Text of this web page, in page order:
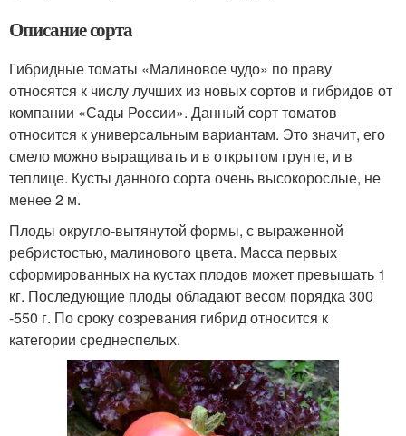
Описание сорта
Гибридные томаты «Малиновое чудо» по праву
относятся к числу лучших из новых сортов и гибридов от
компании «Сады России». Данный сорт томатов
относится к универсальным вариантам. Это значит, его
смело можно выращивать и в открытом грунте, и в
теплице. Кусты данного сорта очень высокорослые, не
менее 2 м.
Плоды округло-вытянутой формы, с выраженной
ребристостью, малинового цвета. Масса первых
сформированных на кустах плодов может превышать 1
кг. Последующие плоды обладают весом порядка 300
-550 г. По сроку созревания гибрид относится к
категории среднеспелых.